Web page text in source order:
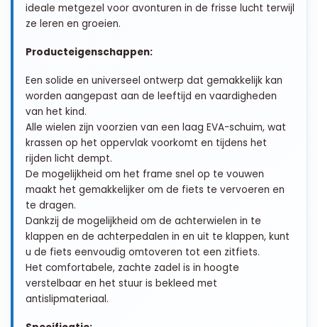
ideale metgezel voor avonturen in de frisse lucht terwijl
ze leren en groeien.
Producteigenschappen:
Een solide en universeel ontwerp dat gemakkelijk kan
worden aangepast aan de leeftijd en vaardigheden
van het kind.
Alle wielen zijn voorzien van een laag EVA-schuim, wat
krassen op het oppervlak voorkomt en tijdens het
rijden licht dempt.
De mogelijkheid om het frame snel op te vouwen
maakt het gemakkelijker om de fiets te vervoeren en
te dragen.
Dankzij de mogelijkheid om de achterwielen in te
klappen en de achterpedalen in en uit te klappen, kunt
u de fiets eenvoudig omtoveren tot een zitfiets.
Het comfortabele, zachte zadel is in hoogte
verstelbaar en het stuur is bekleed met
antislipmateriaal.